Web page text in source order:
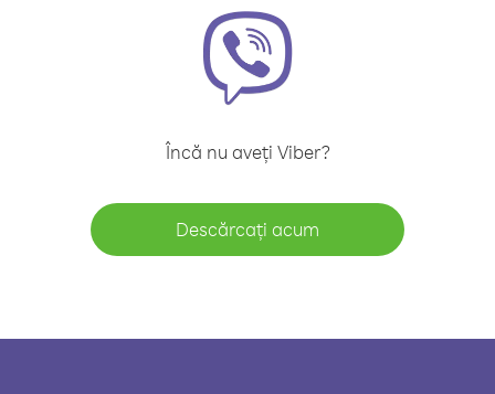
Încă nu aveți Viber?
Descărcați acum